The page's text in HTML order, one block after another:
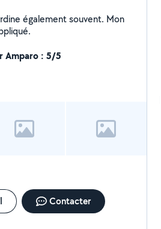
également souvent. Mon
Amparo : 5/5
Contacter